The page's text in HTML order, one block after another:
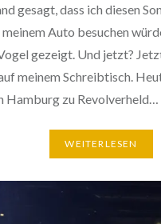
gesagt, dass ich diesen
Auto besuchen
gezeigt. Und jetzt?
meinem Schreibtisch.
Hamburg zu Revolverheld…
WEITERLESEN